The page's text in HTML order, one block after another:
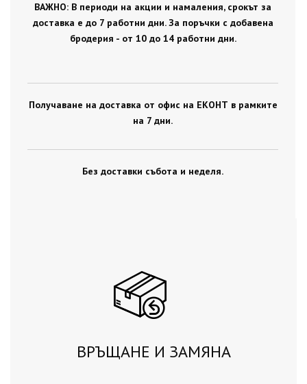
ВАЖНО: В периоди на акции и намаления, срокът за
доставка е до 7 работни дни. За поръчки с добавена
бродерия - от 10 до 14 работни дни.
Получаване на доставка от офис на ЕКОНТ в рамките
на 7 дни.
Без доставки събота и неделя.
ВРЪЩАНЕ И ЗАМЯНА